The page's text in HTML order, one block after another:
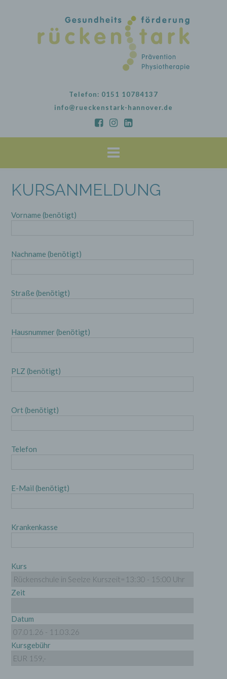
Telefon: 0151 10784137
info@rueckenstark-hannover.de
KURSANMELDUNG
Vorname (benötigt)
Nachname (benötigt)
Straße (benötigt)
Hausnummer (benötigt)
PLZ (benötigt)
Ort (benötigt)
Telefon
E-Mail (benötigt)
Krankenkasse
Kurs
Zeit
Datum
Kursgebühr